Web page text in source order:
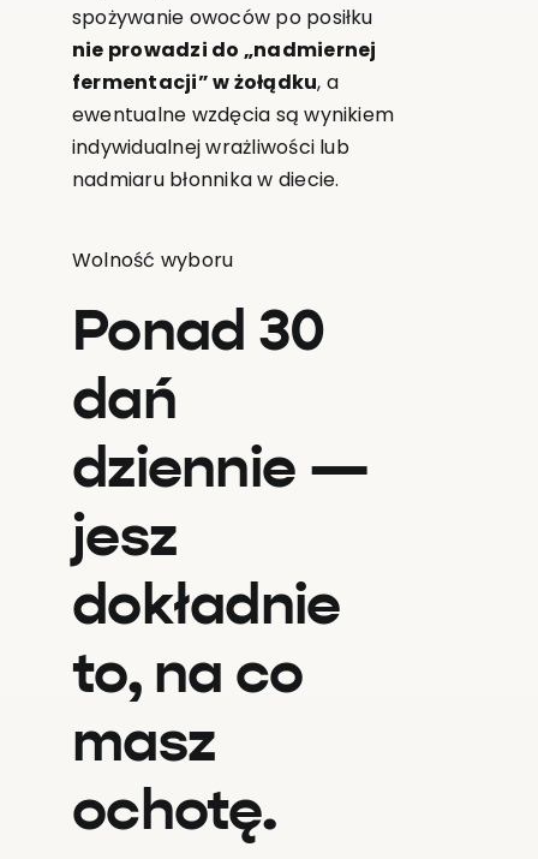
spożywanie owoców po posiłku
nie prowadzi do „nadmiernej
fermentacji” w żołądku, a
ewentualne wzdęcia są wynikiem
indywidualnej wrażliwości lub
nadmiaru błonnika w diecie.
Wolność wyboru
Ponad 30
dań
dziennie —
jesz
dokładnie
to, na co
masz
ochotę.